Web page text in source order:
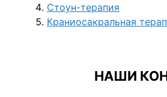
Стоун-терапия
Краниосакральная
НАШИ